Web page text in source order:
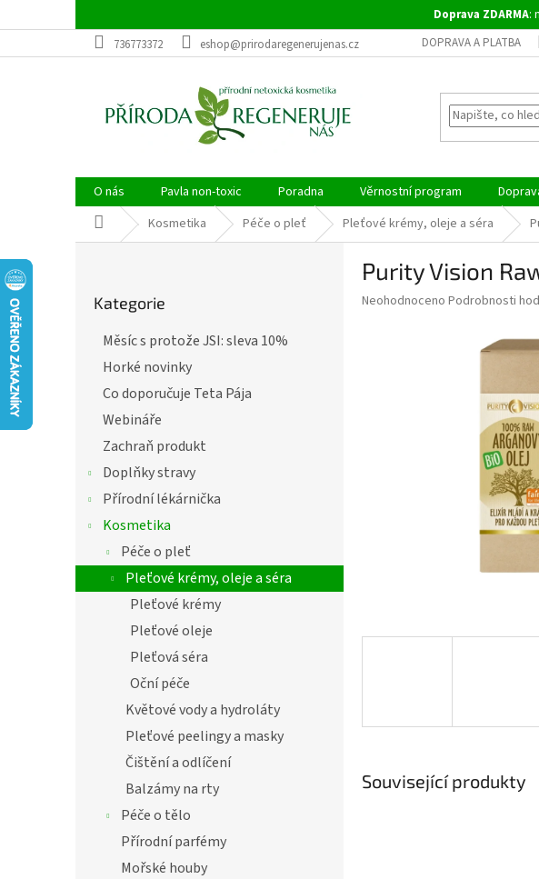
na
Doprava ZDARMA:
736773372
eshop@prirodaregenerujenas.cz DOPRAVA A PLATBA
O nás Pavla non-toxic Poradna Věrnostní program
Domů Kosmetika Péče o pleť Pleťové krémy, oleje a séra
kategorie
Kategorie
Měsíc s protože JSI: sleva 10%
Horké novinky
Co doporučuje Teta Pája
Webináře
Zachraň produkt
Doplňky stravy
Přírodní lékárnička
Kosmetika
Péče o pleť
Pleťové krémy, oleje a séra
Pleťové krémy
Pleťové oleje
Pleťová séra
Oční péče
Květové vody a hydroláty
Pleťové peelingy a masky
Čištění a odlíčení
Balzámy na rty
Péče o tělo
Přírodní parfémy
Mořské houby
Purity Vision
Průměrné
Neohodnoceno Podrobnosti
Související produkty